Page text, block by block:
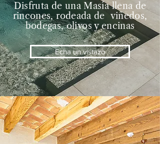
Disfruta de una Masía llena de
rincones, rodeada de viñedos,
bodegas, olivos y encinas
Echa un vistazo